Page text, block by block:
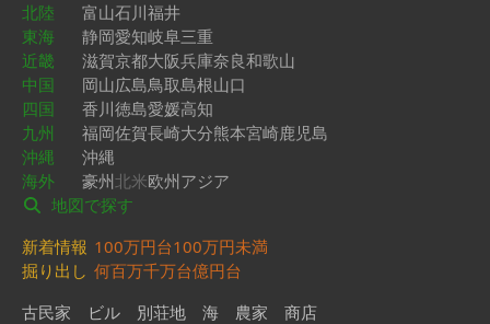
北陸
富山石川福井
東海
静岡愛知岐阜三重
近畿
滋賀京都大阪兵庫奈良和歌山
中国
岡山広島鳥取島根山口
四国
香川徳島愛媛高知
九州
福岡佐賀長崎大分熊本宮崎鹿児島
沖縄
沖縄
海外
豪州北米欧州アジア
地図で探す
新着情報 100万円台100万円未満
掘り出し 何百万千万台億円台
古民家
ビル 別荘地 海 農家
商店